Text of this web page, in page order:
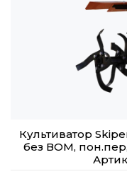
Культиватор
без ВОМ, пон.пер,